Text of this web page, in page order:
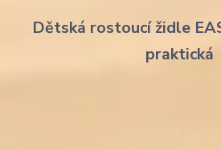
Dětská rostoucí židle
praktická